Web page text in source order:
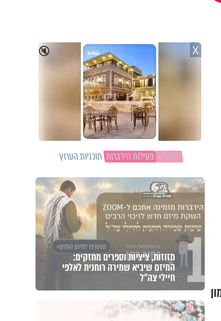
🔇 X
הנצפים פעילות הידברותתוכניות הערוץ
1 מזוזות, ציציות וספרים מחזקים:
המיזם שיביא שמירה רוחנית לאלפי
חיילי צה"ל